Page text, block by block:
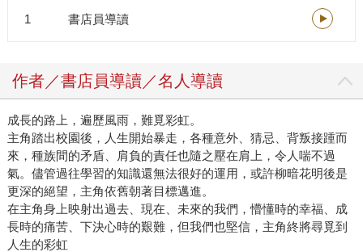
期待值破錶的劇情陸續展開。 揮灑淚水與汗水的冒險物語，
1 書店員導讀
作者／書店員導讀／名人導讀
成長的路上，遍歷風雨，難覓彩虹。
主角踏出校園後，人生開始暴走，各種意外、猜忌、背叛接踵而
來，種族間的矛盾、肩負的責任也隨之壓在肩上，令人喘不過
氣。儘管過往學習的知識還無法很好的運用，或許柳暗花明後是
更深的絕望，主角依舊朝著目標邁進。
在主角身上映射出過去、現在、未來的我們，懵懂時的幸福、成
長時的痛苦、下決心時的艱難，但我們也堅信，主角終將尋覓到
人生的彩虹